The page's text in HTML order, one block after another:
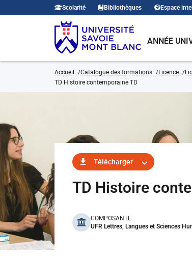
Scolarité Bibliothèques Espace
ANNÉE
Accueil Catalogue des formations Licence
TD Histoire contemporaine TD
Télécharger
TD Histoire
benefits
COMPOSANTE
UFR Lettres, Langues et Sciences